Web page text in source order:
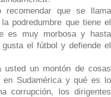
que se llama
podredumbre que tiene el
es muy morbosa y hasta
el fútbol y defiende el
un montón de cosas
Sudamérica y qué es lo
corrupción, los dirigentes